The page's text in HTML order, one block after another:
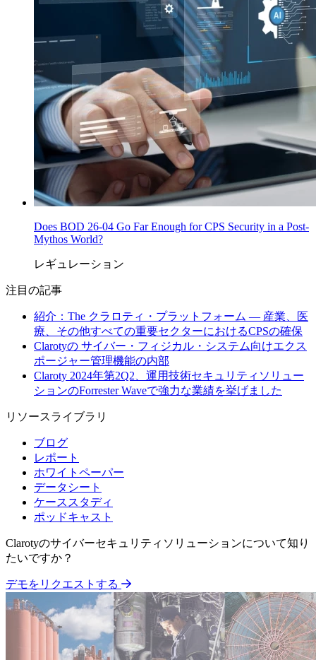
Does BOD 26-04 Go Far Enough for CPS Security in a Post-
Mythos World?
レギュレーション
注目の記事
紹介：The クラロティ・プラットフォーム — 産業、医
療、その他すべての重要セクターにおけるCPSの確保
Clarotyの サイバー・フィジカル・システム向けエクス
ポージャー管理機能の内部
Claroty 2024年第2Q2、運用技術セキュリティソリュー
ションのForrester Waveで強力な業績を挙げました
リソースライブラリ
ブログ
レポート
ホワイトペーパー
データシート
ケーススタディ
ポッドキャスト
Clarotyのサイバーセキュリティソリューションについて知り
たいですか？
デモをリクエストする